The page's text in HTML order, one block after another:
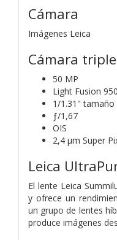
Cámara
Imágenes Leica
Cámara
50 MP
Light Fusion 950
1/1.31" tamaño
ƒ/1,67
OIS
2,4 μm Super
Leica
El lente Leica
y ofrece un
un grupo de lentes
produce imágenes